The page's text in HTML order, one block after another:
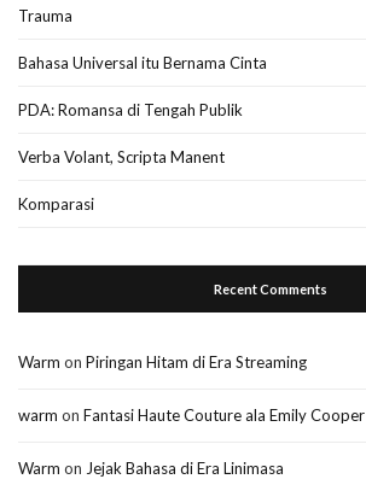
Trauma
Bahasa Universal itu Bernama Cinta
PDA: Romansa di Tengah Publik
Verba Volant, Scripta Manent
Komparasi
Recent Comments
Warm on Piringan Hitam di Era Streaming
warm on Fantasi Haute Couture ala Emily Cooper
Warm on Jejak Bahasa di Era Linimasa